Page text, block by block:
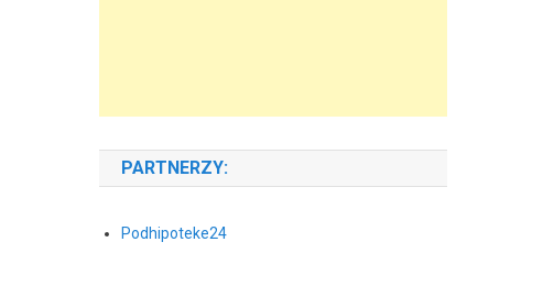
PARTNERZY:
Podhipoteke24